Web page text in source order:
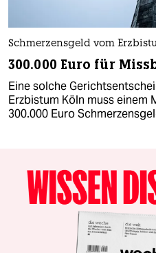
Schmerzensgeld vom
300.000 Euro für
Eine solche
Erzbistum Köln muss einem
300.000 Euro